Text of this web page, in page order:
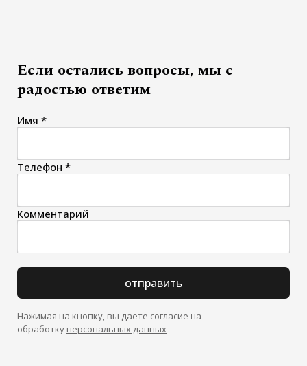
Если остались вопросы, мы с
радостью ответим
Имя *
Телефон *
Комментарий
отправить
Нажимая на кнопку, вы даете согласие на
обработку персональных данных